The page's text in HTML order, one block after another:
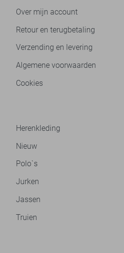
Over mijn account
Retour en terugbetaling
Verzending en levering
Algemene voorwaarden
Cookies
Herenkleding
Nieuw
Polo`s
Jurken
Jassen
Truien